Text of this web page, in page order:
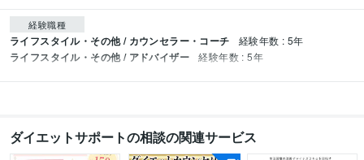
経験職種
ライフスタイル・その他 / カウンセラー・コーチ 経験年数 : 5年
ライフスタイル・その他 / アドバイザー 経験年数 : 5年
ダイエットサポートの相談の関連サービス